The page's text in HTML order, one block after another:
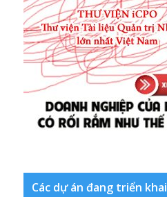
Các dự án đang triển khai